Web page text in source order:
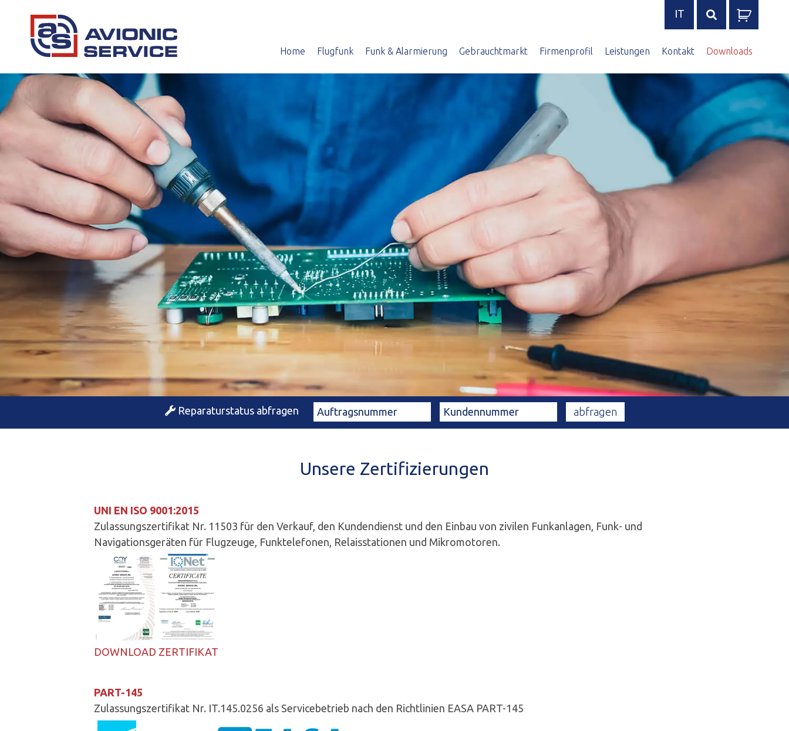
Home Flugfunk Funk & Alarmierung Gebrauchtmarkt Firmenprofil Leistungen Kontakt Downloads
IT
Search
for:
Reparaturstatus abfragen
Unsere Zertifizierungen
UNI EN ISO 9001:2015
Zulassungszertifikat Nr. 11503 für den Verkauf, den Kundendienst und den Einbau von zivilen Funkanlagen, Funk- und
Navigationsgeräten für Flugzeuge, Funktelefonen, Relaisstationen und Mikromotoren.
DOWNLOAD ZERTIFIKAT
PART-145
Zulassungszertifikat Nr. IT.145.0256 als Servicebetrieb nach den Richtlinien EASA PART-145